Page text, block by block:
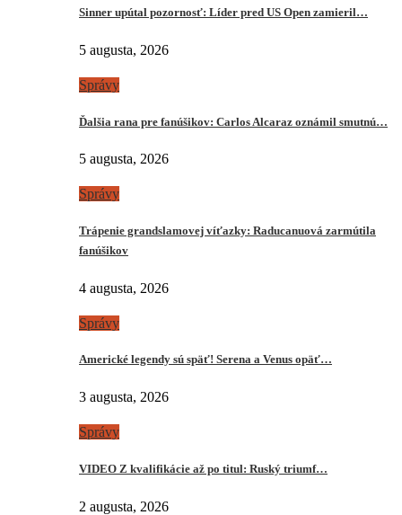
Sinner upútal pozornosť: Líder pred US Open zamieril…
5 augusta, 2026
Správy
Ďalšia rana pre fanúšikov: Carlos Alcaraz oznámil smutnú…
5 augusta, 2026
Správy
Trápenie grandslamovej víťazky: Raducanuová zarmútila
fanúšikov
4 augusta, 2026
Správy
Americké legendy sú späť! Serena a Venus opäť…
3 augusta, 2026
Správy
VIDEO Z kvalifikácie až po titul: Ruský triumf…
2 augusta, 2026